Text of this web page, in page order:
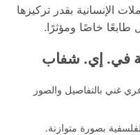
الإنسانية بقدر تركيزها
طابعًا خاصًا ومؤثرًا.
في. إي. شفاب
غني بالتفاصيل والصور
بصورة متوازنة.